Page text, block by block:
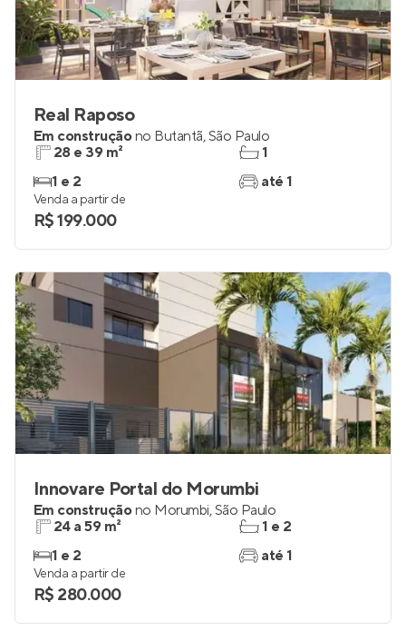
Real Raposo
Em construçãono Butantã,São Paulo
28 e 39 m²
1 e 2
1
até 1
Venda a partir de
R$ 199.000
Innovare Portal do Morumbi
Em construçãono Morumbi,São Paulo
24 a 59 m²
1 e 2
1 e 2
até 1
Venda a partir de
R$ 280.000